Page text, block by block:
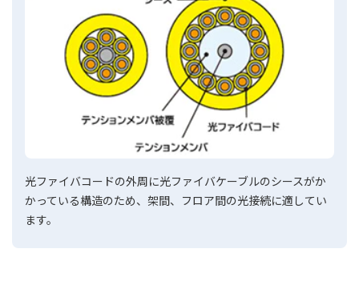
光ファイバコードの外周に光ファイバケーブルのシースがか
かっている構造のため、架間、フロア間の光接続に適してい
ます。